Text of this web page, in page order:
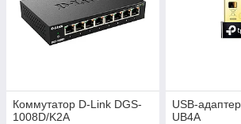
Коммутатор D-Link DGS-
1008D/K2A
USB-
UB4A